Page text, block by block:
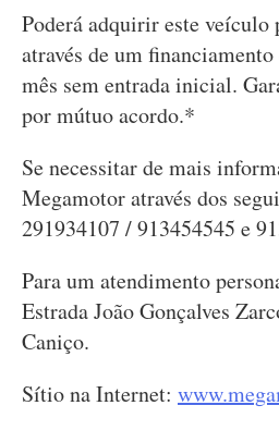
Poderá adquirir este veículo
através de um
mês sem entrada inicial.
por mútuo acordo.*
Se necessitar de mais
Megamotor através dos
291934107 / 913454545 e
Para um atendimento
Estrada João Gonçalves
Caniço.
Sítio na Internet: